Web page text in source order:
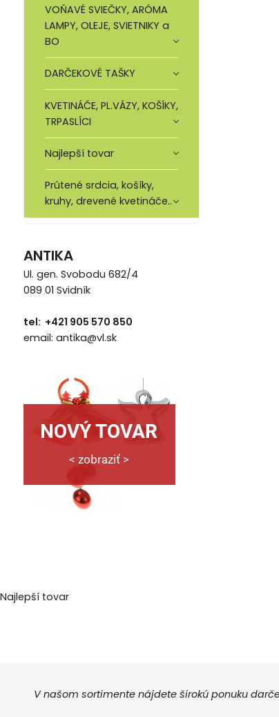
VOŇAVÉ SVIEČKY, ARÓMA
LAMPY, OLEJE, SVIETNIKY a
BO
DARČEKOVÉ TAŠKY
KVETINÁČE, PL.VÁZY, KOŠÍKY,
TRPASLÍCI
Najlepší tovar
Prútené srdcia, košíky,
kruhy, drevené kvetináče..
ANTIKA
Ul. gen. Svobodu 682/4
089 01 Svidník
tel: +421 905 570 850
email: antika@vl.sk
Najlepší tovar
V našom sortimente nájdete širokú ponuku